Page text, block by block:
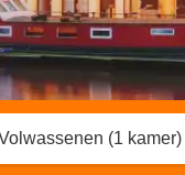
(1 kamer)